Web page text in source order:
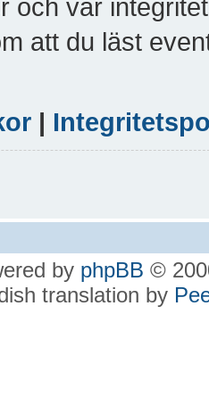
och vår
att du läst
|
by phpBB ©
translation by